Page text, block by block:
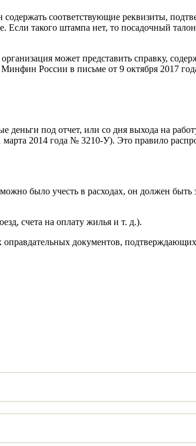
соответствующие реквизиты,
Если такого штампа нет, то посадочный
может представить справку,
России в письме от 9 октября 2017
под отчет, или со дня выхода на
2014 года № 3210-У). Это правило
было учесть в расходах, он должен быть
счета на оплату жилья и т. д.).
оправдательных документов,